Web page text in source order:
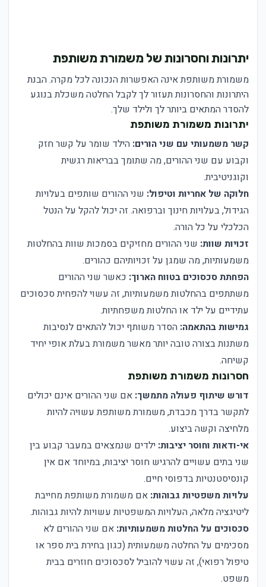
יתרונות וחסרונות של משמורת משותפת
משמורת משותפת אינה האפשרות הנכונה לכל מקרה. הבנת
היתרונות והחסרונות תעזור לך לקבל החלטה משכלת בנוגע
להסדר המתאים ביותר לך ולילד שלך.
יתרונות משמורת משותפת
קשר משמעותי עם שני הורים: הילד שומר על קשר חזק
וקבוע עם שני ההורים, מה שתומך בבריאות רגשית
וקוגניטיבית.
חלוקה של אחריות וטיפול: שני ההורים שותפים בעלויות
הגידול, בעלויות חינוך וברפואה. זה יכול להקל על הנטל
הכלכלי על כל הורה.
זכויות שוות: שני ההורים מחזיקים בסמכות שוות בהחלטות
משמעותיות, מה שמגן על זכויותיהם כהורים.
הפחתת סכסוכים בטווח הארוך: כאשר שני ההורים
משתתפים בהחלטות משמעותיות, זה עשוי להפחית סכסוכים
עתידיים על ילד או החלטות משפחתיות.
גמישות בהתאמה: הסדר משותף יכול להתאים לנסיבות
משתנות בצורה טובה יותר מאשר משמורת בעלת אופי יחיד
קשיחה.
חסרונות משמורת משותפת
דורש שיתוף פעולה מתמשך: אם שני ההורים אינם יכולים
לתקשר בדרך מכבדת, משמורת משותפת עשויה להיות
מלחיצה וקשה ביצוע.
אי-ודאות וחוסר יציבות: ילדים שנמצאים במעבר קבוע בין
שני בתים עשויים להרגיש חוסר יציבות, במיוחד אם אין
קונסיסטנטיות בדפוסי חיים.
עלויות משפטיות גבוהות: אם משמורת משותפת מחייבת
ליטיגציה מלאה, העלויות המשפטיות עשויות להיות גבוהות.
סכסוכים על החלטות משמעותיות: אם שני ההורים לא
מסכימים על החלטה משמעותית (כגון בחירת בית ספר או
טיפול רפואי), זה עשוי להוביל לסכסוכים חוזרים בבית
משפט.